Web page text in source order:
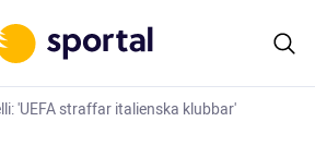
'UEFA straffar italienska klubbar'